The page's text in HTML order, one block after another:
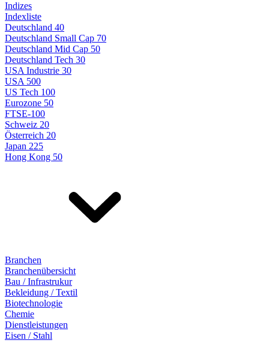
Indizes
Indexliste
Deutschland 40
Deutschland Small Cap 70
Deutschland Mid Cap 50
Deutschland Tech 30
USA Industrie 30
USA 500
US Tech 100
Eurozone 50
FTSE-100
Schweiz 20
Österreich 20
Japan 225
Hong Kong 50
Branchen
Branchenübersicht
Bau / Infrastrukur
Bekleidung / Textil
Biotechnologie
Chemie
Dienstleistungen
Eisen / Stahl